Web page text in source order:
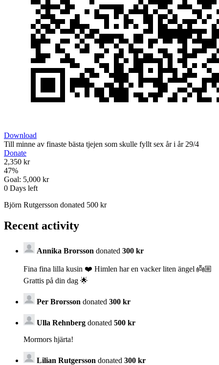
Download
Till minne av finaste bästa tjejen som skulle fyllt sex år i år 29/4
Donate
2,350 kr
47%
Goal: 5,000 kr
0 Days left
Björn Rutgersson donated 500 kr
Recent activity
Annika Brorsson donated 300 kr
Fina fina lilla kusin ❤️ Himlen har en vacker liten ängel 👼🏼
Grattis på din dag 🌟
Per Brorsson donated 300 kr
Ulla Rehnberg donated 500 kr
Mormors hjärta!
Lilian Rutgersson donated 300 kr